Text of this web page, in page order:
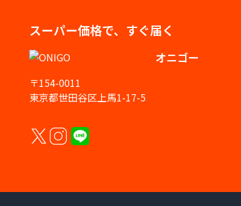
スーパー価格で、すぐ届く
オニゴー
〒154-0011
東京都世田谷区上馬1-17-5